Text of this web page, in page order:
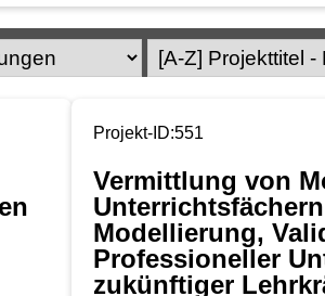
Projekt-ID:551
Vermittlung von
Modellierung,
Professioneller
zukünftiger